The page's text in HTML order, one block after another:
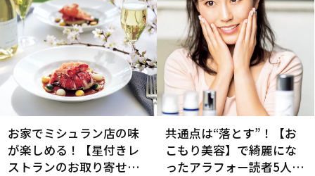
お家でミシュラン店の味
が楽しめる！【星付きレ
ストランのお取り寄せキ
共通点は“落とす”！【お
こもり美容】で綺麗にな
ったアラフォー読者5人の